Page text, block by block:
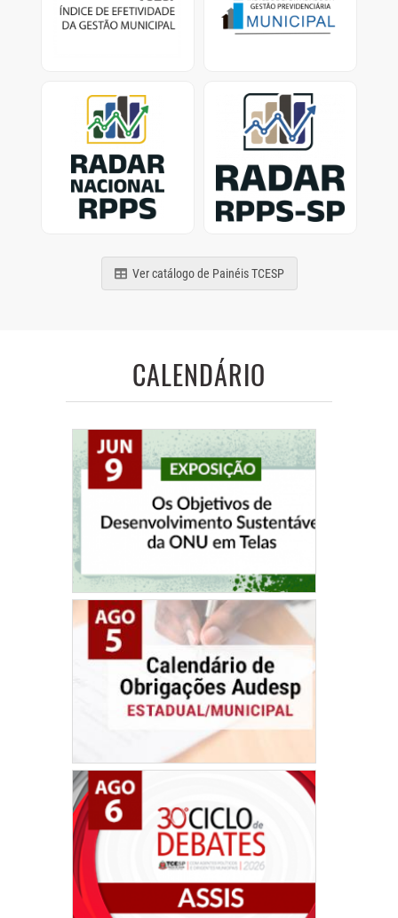
Dados e Relatórios
Previdência Municipal -
dados dos Municípios
Radar nacional dos
investimentos dos RPPS
Consolidação dos
investimentos dos RPPS
de municípios e estados
brasileiros
Radar dos investimentos
dos RPPS-SP
Painel de investimentos
dos Regimes Próprios de
Previdência Social
paulistas
Ver catálogo de Painéis TCESP
CALENDÁRIO